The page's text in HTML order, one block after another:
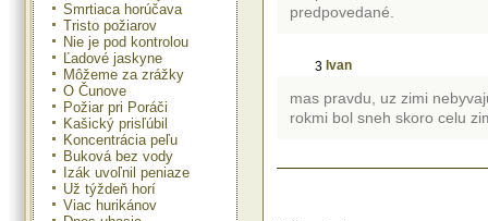
Smrtiaca horúčava
Tristo požiarov
Nie je pod kontrolou
Ľadové jaskyne
Môžeme za zrážky
O Čunove
Požiar pri Poráči
Kašický prisľúbil
Koncentrácia peľu
Buková bez vody
Izák uvoľnil peniaze
Už týždeň horí
Viac hurikánov
predpovedané.
3 Ivan
mas pravdu, uz zimi
rokmi bol sneh skoro celu